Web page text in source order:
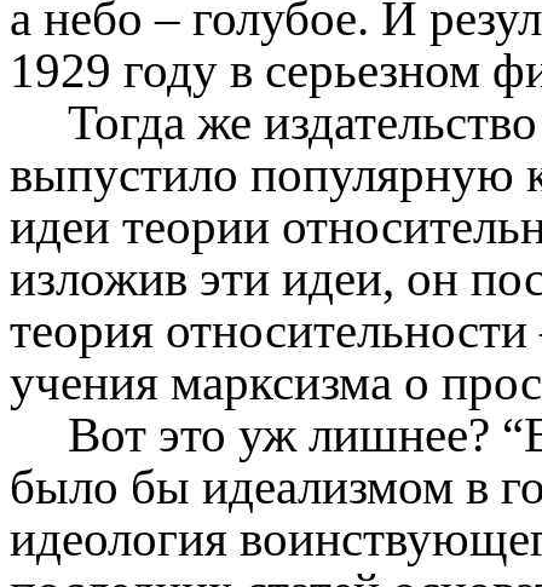
а небо – голубое. И
1929 году в серьезном
Тогда же
выпустило популярную
идеи теории
изложив эти идеи, он
теория
учения марксизма о
Вот это уж лишнее?
было бы идеализмом в
идеология